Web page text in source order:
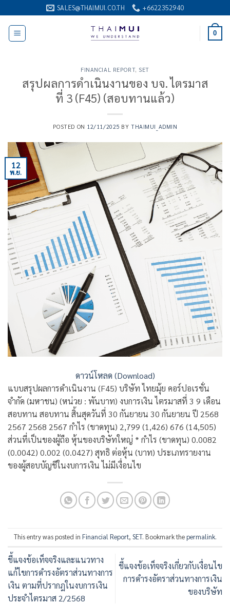
ไป
เนื้อหา
SALES@THAIMUI.CO.TH +6622352940
0
FINANCIAL REPORT, SET
สรุปผลการดำเนินงานของ บจ. ไตรมาส
ที่ 3 (F45) (สอบทานแล้ว)
POSTED ON 12/11/2025 BYTHAIMUI_ADMIN
12
พ.ย.
ดาวน์โหลด (Download)
แบบสรุปผลการดำเนินงาน (F45) บริษัท ไทยมุ้ย คอร์ปอเรชั่น
จำกัด (มหาชน) (หน่วย : พันบาท) งบการเงิน ไตรมาสที่ 3 9 เดือน
สอบทาน สอบทาน สิ้นสุดวันที่ 30 กันยายน 30 กันยายน ปี 2568
2567 2568 2567 กำไร (ขาดทุน) 2,799 (1,426) 676 (14,505)
ส่วนที่เป็นของผู้ถือ หุ้นของบริษัทใหญ่ * กำไร (ขาดทุน) 0.0082
(0.0042) 0.002 (0.0427) สุทธิ ต่อหุ้น (บาท) ประเภทรายงาน
ของผู้สอบบัญชีในงบการเงิน ไม่มีเงื่อนไข
This entry was posted in Financial Report, SET. Bookmark thepermalink.
ชี้แจงข้อเท็จจริงและแนวทาง
แก้ไขการดำรงอัตราส่วนทางการ
เงิน ตามที่ปรากฎในงบการเงิน
ประจำไตรมาส 2/2568
ชี้แจงข้อเท็จจริงเกี่ยวกับเงื่อนไข
การดำรงอัตราส่วนทางการเงิน
ของบริษัท